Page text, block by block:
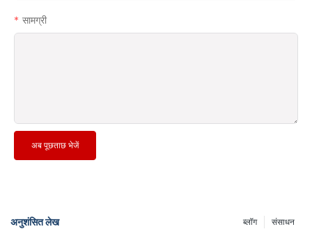
सामग्री
अब पूछताछ भेजें
अनुशंसित लेख संसाधन
ब्लॉग